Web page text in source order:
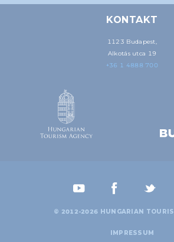
KONTAKT
1123 Budapest,
Alkotás utca 19
+36 1 4888 700
© 2012-2026 HUNGARIAN
IMPRESSUM